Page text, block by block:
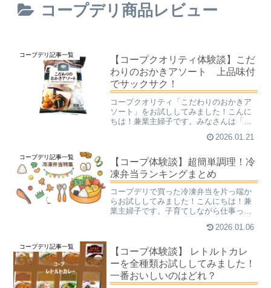
コープデリ商品レビュー
コープデリ記事一覧
【コープクオリティ体験談】こだ
わりのおかきアソート 上品味付
でサックサク！
コープクオリティ「こだわりのおかきア
ソート」をお試ししてみました！こんに
ちは！兼業主婦子です。みなさんは「お
ち米を原料にした、大きめの米菓のこと
が、その違いははっきりと...
2026.01.21
コープデリ記事一覧
【コープ体験談】超簡単調理！冷
凍弁当ランキングまとめ
コープデリで買った冷凍弁当を片っ端か
らお試ししてみました！こんにちは！兼
業主婦子です。子育てしながら仕事っ
なってしまいました。ところが、忙しい
増えていくという怪奇現象が...
2026.01.06
コープデリ記事一覧
【コープ体験談】 レトルトカレ
ーを全種類お試ししてみました！
一番おいしいのはどれ？